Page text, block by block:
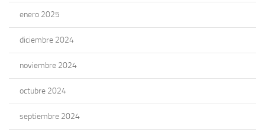
enero 2025
diciembre 2024
noviembre 2024
octubre 2024
septiembre 2024